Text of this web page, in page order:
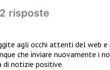
agli occhi attenti del web
che inviare nuovamente i
di notizie positive.